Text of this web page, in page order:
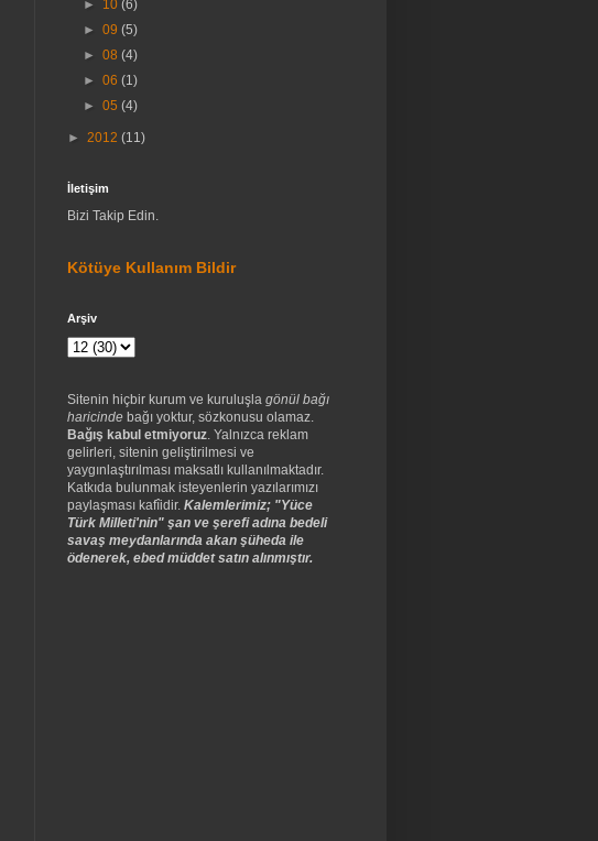
► 10(6)
►09(5)
►08(4)
►06(1)
►05(4)
► 2012 (11)
İletişim
Bizi Takip Edin.
Kötüye Kullanım Bildir
Arşiv
Sitenin hiçbir kurum ve kuruluşla gönül bağı
haricinde bağı yoktur, sözkonusu olamaz.
Bağış kabul etmiyoruz. Yalnızca reklam
gelirleri, sitenin geliştirilmesi ve
yaygınlaştırılması maksatlı kullanılmaktadır.
Katkıda bulunmak isteyenlerin yazılarımızı
paylaşması kafîidir. Kalemlerimiz; "Yüce
Türk Milleti'nin" şan ve şerefi adına bedeli
savaş meydanlarında akan şüheda ile
ödenerek, ebed müddet satın alınmıştır.